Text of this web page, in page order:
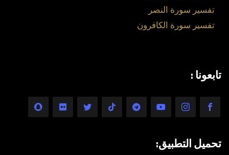
تفسير سورة النصر
تفسير سورة الكافرون
تابعونا :
تحميل التطبيق: